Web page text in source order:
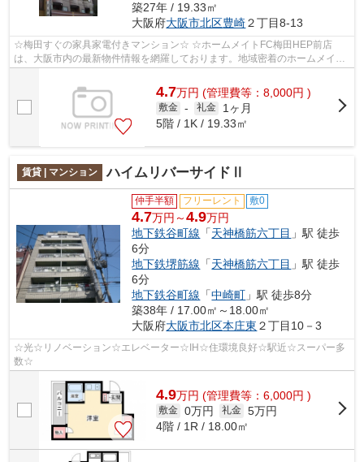
築27年 / 19.33㎡
大阪府大阪市北区豊崎２丁目8-13
☆梅田すぐの家具家電付きマンション☆ ☆ホームメイトFC梅田HEP前店
は、大阪市内の最新物件情報を網羅しております。地域密着のホームメイト
4.7万円 (管理費等：8,000円 )
敷金 - 礼金
1ヶ月
5階 / 1K / 19.33㎡
賃貸 | マンション ハイムリバーサイドⅡ
仲手半額 フリーレント 敷0
4.7万円～4.9万円
地下鉄谷町線 「天神橋筋六丁目 」駅 徒歩
6分
地下鉄堺筋線 「天神橋筋六丁目 」駅 徒歩
6分
地下鉄谷町線 「中崎町 」駅 徒歩8分
築38年 / 17.00㎡～18.00㎡
大阪府大阪市北区本庄東 ２丁目10－3
☆光☆リノベーション☆エレベーター☆IH☆住環境良好☆駅近☆スーパー多
数☆
4.9万円 (管理費等：6,000円 )
敷金 0万円 礼金 5万円
4階 / 1R / 18.00㎡